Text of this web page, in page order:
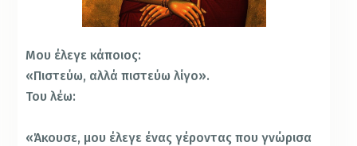
Μου έλεγε κάποιος:
«Πιστεύω, αλλά πιστεύω λίγο».
Του λέω:
«Άκουσε, μου έλεγε ένας γέροντας που γνώρισα